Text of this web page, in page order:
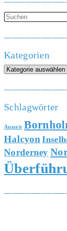
Kategorien
Kategorien
Schlagwörter
Auszeit
Halcyon
Norderney